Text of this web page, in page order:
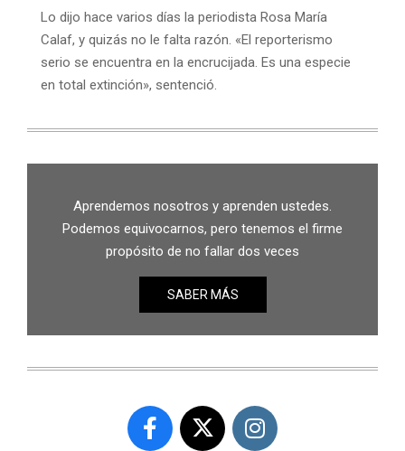
Lo dijo hace varios días la periodista Rosa María
Calaf, y quizás no le falta razón. «El reporterismo
serio se encuentra en la encrucijada. Es una especie
en total extinción», sentenció.
Aprendemos nosotros y aprenden ustedes.
Podemos equivocarnos, pero tenemos el firme
propósito de no fallar dos veces
SABER MÁS